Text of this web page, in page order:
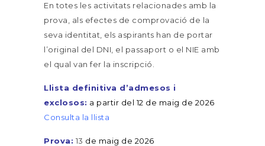
En totes les activitats relacionades amb la
prova, als efectes de comprovació de la
seva identitat, els aspirants han de portar
l’original del DNI, el passaport o el NIE amb
el qual van fer la inscripció.
Llista definitiva d’admesos i
exclosos: a partir del 12 de maig de 2026
Consulta la llista
Prova: 13 de maig de 2026